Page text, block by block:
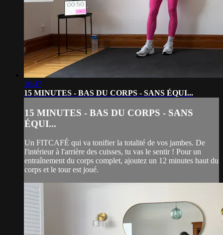
16:47
15 MINUTES - BAS DU CORPS - SANS ÉQUI...
15 MINUTES - BAS DU CORPS - SANS
ÉQUI...
Un FITCAFÉ qui va tonifier la totalité de vos jambes. De
l'intérieur à l'arrière des cuisses, tu vas le sentir ! Pour un
entraînement du corps complet, ajoutez un 12 minutes haut du
corps et le tour est joué.